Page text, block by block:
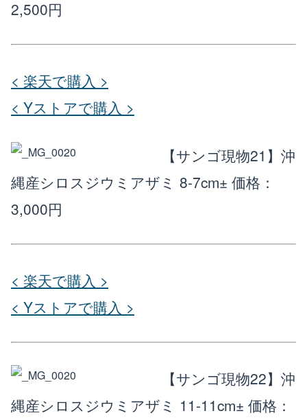
2,500円
< 楽天で購入 >
< Yストアで購入 >
【サンゴ現物21】沖
縄産シロスジウミアザミ 8-7cm± 価格：
3,000円
< 楽天で購入 >
< Yストアで購入 >
【サンゴ現物22】沖
縄産シロスジウミアザミ 11-11cm± 価格：